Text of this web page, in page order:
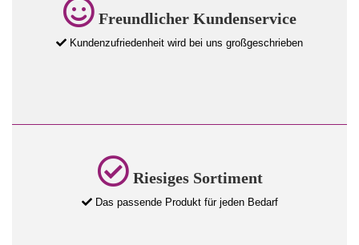
Freundlicher Kundenservice
Kundenzufriedenheit wird bei uns großgeschrieben
Riesiges Sortiment
Das passende Produkt für jeden Bedarf